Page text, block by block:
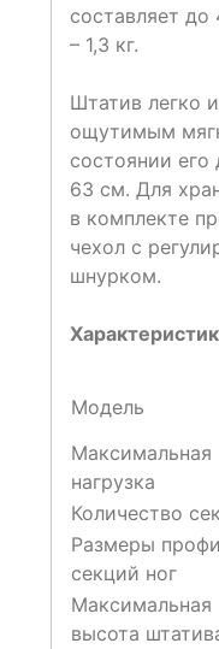
составляет до
– 1,3 кг.
Штатив легко
ощутимым
состоянии его
63 см. Для
в комплекте
чехол с
шнурком.
Модель
Максимальная
нагрузка
Количество
Размеры
секций ног
Максимальная
высота